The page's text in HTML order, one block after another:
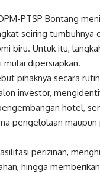
PTSP Bontang
seiring tumbuhnya
biru. Untuk itu,
mulai dipersiapkan.
pihaknya secara
investor,
hotel,
pengelolaan
perizinan,
hingga